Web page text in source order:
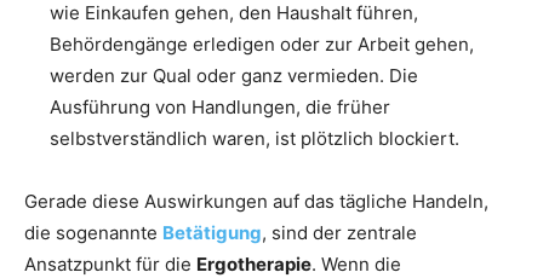
wie Einkaufen gehen, den Haushalt führen,
Behördengänge erledigen oder zur Arbeit gehen,
werden zur Qual oder ganz vermieden. Die
Ausführung von Handlungen, die früher
selbstverständlich waren, ist plötzlich blockiert.
Gerade diese Auswirkungen auf das tägliche Handeln,
die sogenannte Betätigung, sind der zentrale
Ansatzpunkt für die Ergotherapie. Wenn die